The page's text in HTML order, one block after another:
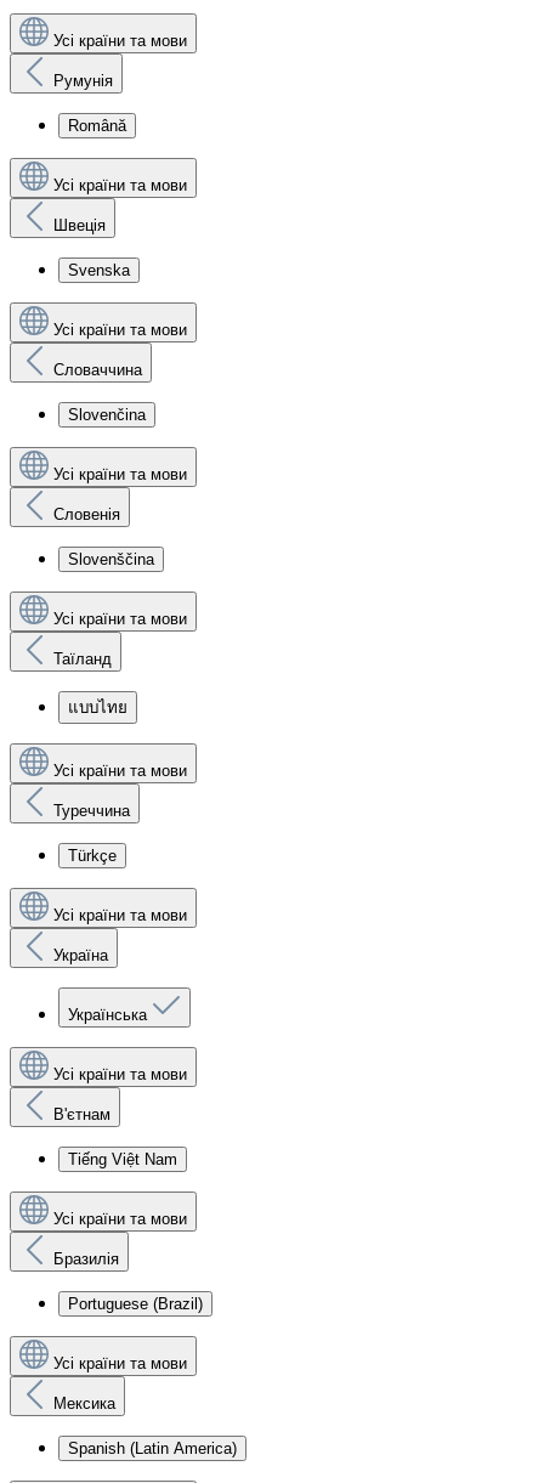
Усі країни та мови
Румунія
Română
Усі країни та мови
Швеція
Svenska
Усі країни та мови
Словаччина
Slovenčina
Усі країни та мови
Словенія
Slovenščina
Усі країни та мови
Таїланд
แบบไทย
Усі країни та мови
Туреччина
Türkçe
Усі країни та мови
Україна
Українська
Усі країни та мови
В'єтнам
Tiếng Việt Nam
Усі країни та мови
Бразилія
Portuguese (Brazil)
Усі країни та мови
Мексика
Spanish (Latin America)